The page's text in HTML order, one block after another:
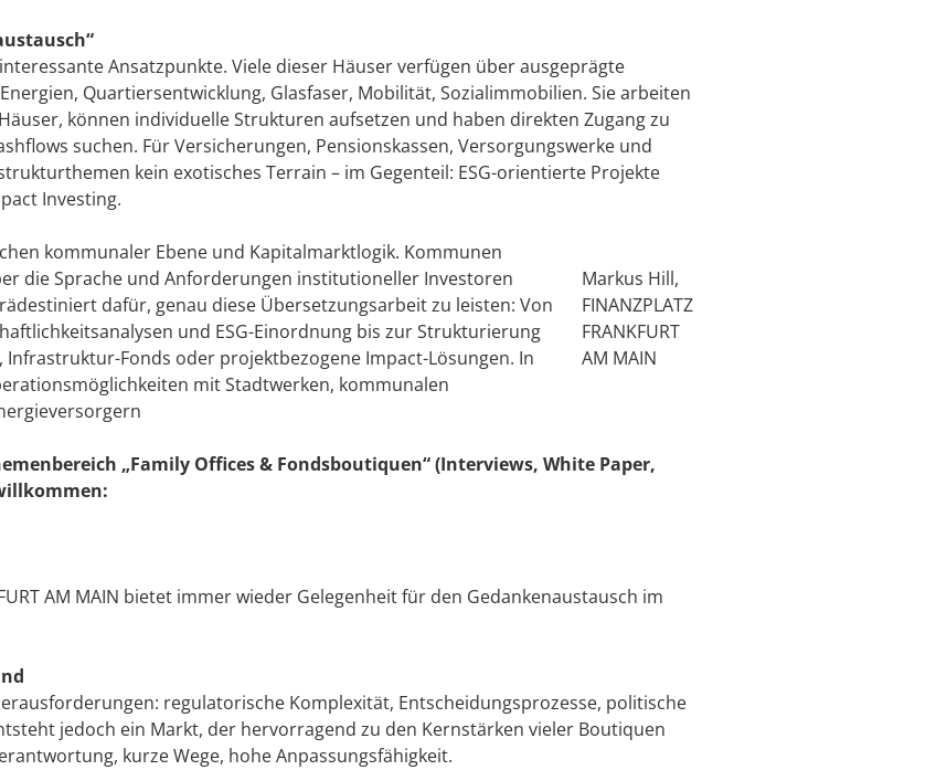
Ansatzpunkte. Viele dieser Häuser verfügen über ausgeprägte
Quartiersentwicklung, Glasfaser, Mobilität, Sozialimmobilien. Sie arbeiten
können individuelle Strukturen aufsetzen und haben direkten Zugang zu
suchen. Für Versicherungen, Pensionskassen, Versorgungswerke und
kein exotisches Terrain – im Gegenteil: ESG-orientierte Projekte
Investing.
Markus Hill,
FINANZPLATZ
FRANKFURT
AM MAIN
kommunaler Ebene und Kapitalmarktlogik. Kommunen
die Sprache und Anforderungen institutioneller Investoren
dafür, genau diese Übersetzungsarbeit zu leisten: Von
und ESG-Einordnung bis zur Strukturierung
Fonds oder projektbezogene Impact-Lösungen. In
mit Stadtwerken, kommunalen
„Family Offices & Fondsboutiquen“ (Interviews, White Paper,
AM MAIN bietet immer wieder Gelegenheit für den Gedankenaustausch im
regulatorische Komplexität, Entscheidungsprozesse, politische
jedoch ein Markt, der hervorragend zu den Kernstärken vieler Boutiquen
kurze Wege, hohe Anpassungsfähigkeit.